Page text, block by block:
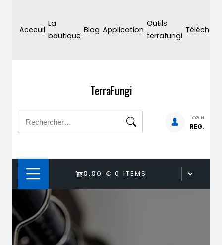
content
Acceuil
La
boutique
Blog Application
Outils
terrafungi
TerraFungi
Rechercher : LOGIN
REG.
0,00 € 0 ITEMS